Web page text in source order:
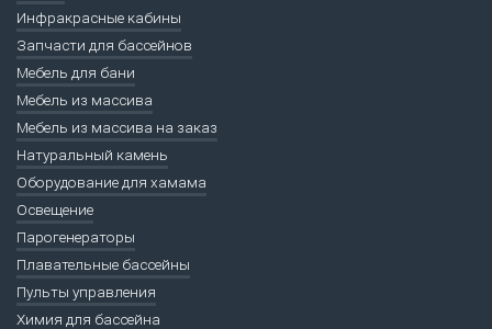
Инфракрасные кабины
Запчасти для бассейнов
Мебель для бани
Мебель из массива
Мебель из массива на заказ
Натуральный камень
Оборудование для хамама
Освещение
Парогенераторы
Плавательные бассейны
Пульты управления
Химия для бассейна